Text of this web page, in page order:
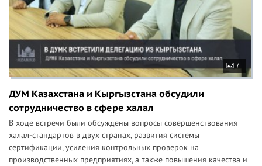
7
ДУМ Казахстана и Кыргызстана обсудили
сотрудничество в сфере халал
В ходе встречи были обсуждены вопросы совершенствования
халал-стандартов в двух странах, развития системы
сертификации, усиления контрольных проверок на
производственных предприятиях, а также повышения качества и